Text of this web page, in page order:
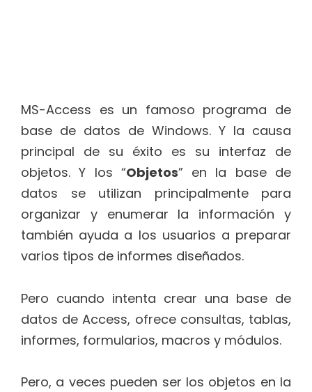
MS-Access es un famoso programa de
base de datos de Windows. Y la causa
principal de su éxito es su interfaz de
objetos. Y los “Objetos” en la base de
datos se utilizan principalmente para
organizar y enumerar la información y
también ayuda a los usuarios a preparar
varios tipos de informes diseñados.
Pero cuando intenta crear una base de
datos de Access, ofrece consultas, tablas,
informes, formularios, macros y módulos.
Pero, a veces pueden ser los objetos en la